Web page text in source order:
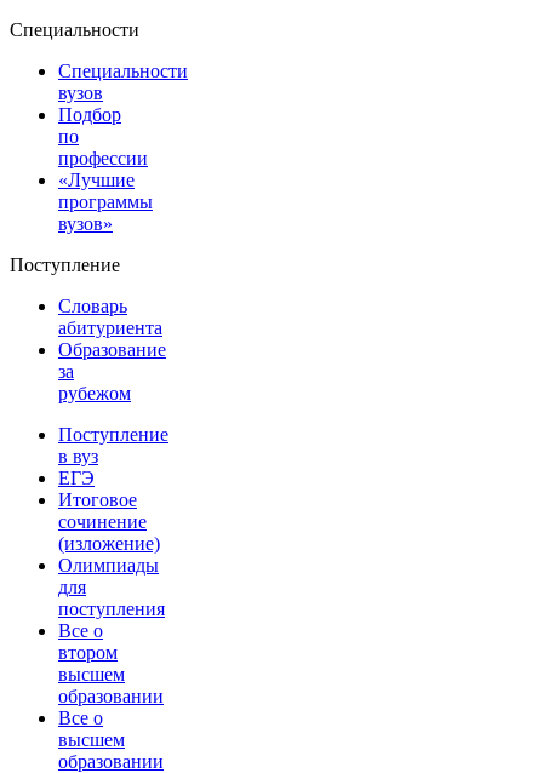
Специальности
Специальности
вузов
Подбор
по
профессии
«Лучшие
программы
вузов»
Поступление
Словарь
абитуриента
Образование
за
рубежом
Поступление
в вуз
ЕГЭ
Итоговое
сочинение
(изложение)
Олимпиады
для
поступления
Все о
втором
высшем
образовании
Все о
высшем
образовании